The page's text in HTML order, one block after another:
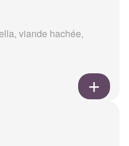
viande hachée,